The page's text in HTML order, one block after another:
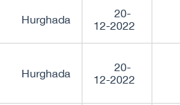
Hurghada
20-
12-2022
Hurghada
20-
12-2022